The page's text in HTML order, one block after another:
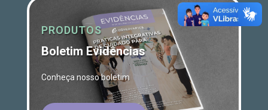
PRODUTOS
Boletim Evidências
Conheça nosso boletim